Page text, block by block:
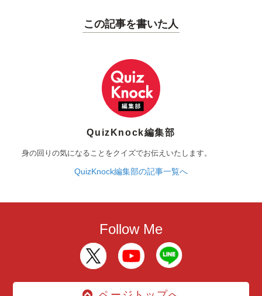
この記事を書いた人
QuizKnock編集部
身の回りの気になることをクイズでお伝えいたします。
QuizKnock編集部の記事一覧へ
Follow Me